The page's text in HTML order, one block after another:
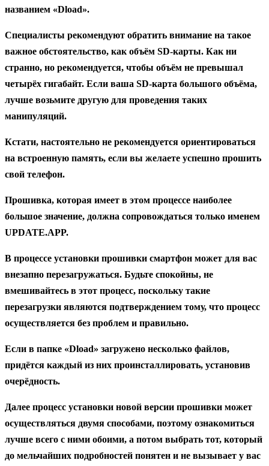
названием «Dload».
Специалисты рекомендуют обратить внимание на такое
важное обстоятельство, как объём SD-карты. Как ни
странно, но рекомендуется, чтобы объём не превышал
четырёх гигабайт. Если ваша SD-карта большого объёма,
лучше возьмите другую для проведения таких
манипуляций.
Кстати, настоятельно не рекомендуется ориентироваться
на встроенную память, если вы желаете успешно прошить
свой телефон.
Прошивка, которая имеет в этом процессе наиболее
большое значение, должна сопровождаться только именем
UPDATE.APP.
В процессе установки прошивки смартфон может для вас
внезапно перезагружаться. Будьте спокойны, не
вмешивайтесь в этот процесс, поскольку такие
перезагрузки являются подтверждением тому, что процесс
осуществляется без проблем и правильно.
Если в папке «Dload» загружено несколько файлов,
придётся каждый из них проинсталлировать, установив
очерёдность.
Далее процесс установки новой версии прошивки может
осуществляться двумя способами, поэтому ознакомиться
лучше всего с ними обоими, а потом выбрать тот, который
до мельчайших подробностей понятен и не вызывает у вас